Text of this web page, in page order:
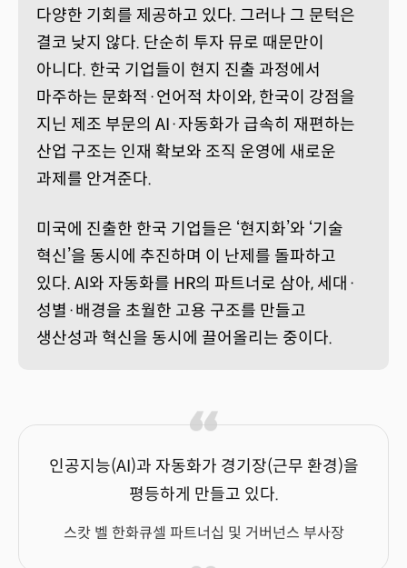
다양한 기회를 제공하고 있다. 그러나 그 문턱은
결코 낮지 않다. 단순히 투자 뮤로 때문만이
아니다. 한국 기업들이 현지 진출 과정에서
마주하는 문화적·언어적 차이와, 한국이 강점을
지닌 제조 부문의 AI·자동화가 급속히 재편하는
산업 구조는 인재 확보와 조직 운영에 새로운
과제를 안겨준다.
미국에 진출한 한국 기업들은 ‘현지화’와 ‘기술
혁신’을 동시에 추진하며 이 난제를 돌파하고
있다. AI와 자동화를 HR의 파트너로 삼아, 세대·
성별·배경을 초월한 고용 구조를 만들고
생산성과 혁신을 동시에 끌어올리는 중이다.
인공지능(AI)과 자동화가 경기장(근무 환경)을
평등하게 만들고 있다.
스캇 벨 한화큐셀 파트너십 및 거버넌스 부사장